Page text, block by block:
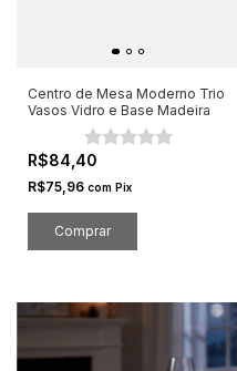
Centro de Mesa Moderno Trio
Vasos Vidro e Base Madeira
R$84,40
R$75,96 com Pix